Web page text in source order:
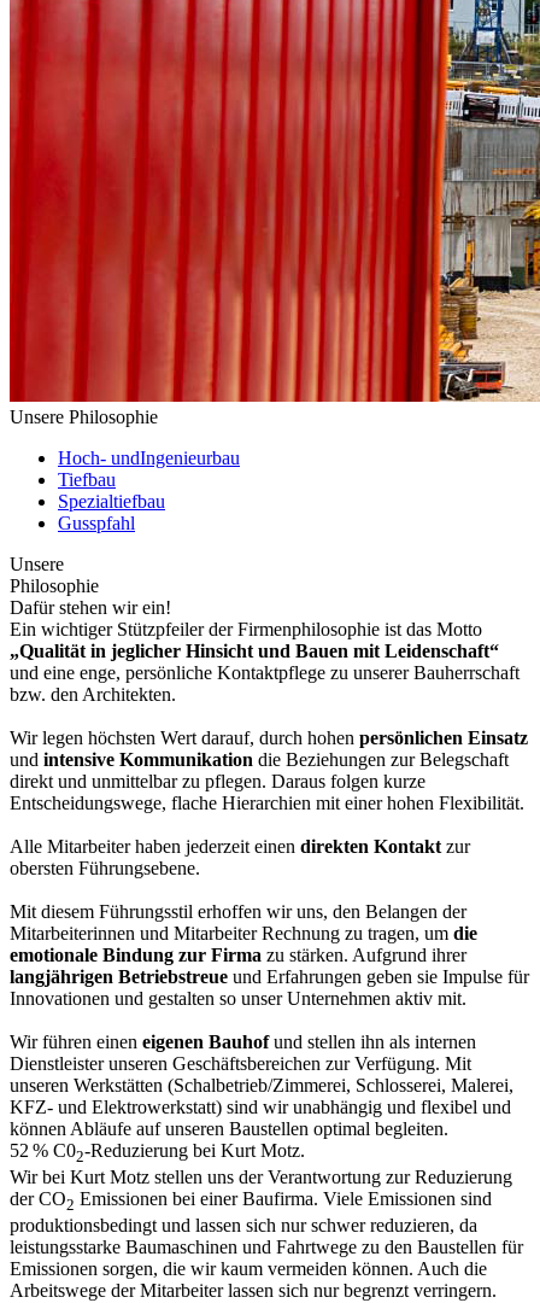
Unsere Philosophie
Hoch- undIngenieurbau
Tiefbau
Spezialtiefbau
Gusspfahl
Unsere
Philosophie
Dafür stehen wir ein!
Ein wichtiger Stützpfeiler der Firmenphilosophie ist das Motto
„Qualität in jeglicher Hinsicht und Bauen mit Leidenschaft“
und eine enge, persönliche Kontaktpflege zu unserer Bauherrschaft
bzw. den Architekten.
Wir legen höchsten Wert darauf, durch hohen persönlichen Einsatz
und intensive Kommunikation die Beziehungen zur Belegschaft
direkt und unmittelbar zu pflegen. Daraus folgen kurze
Entscheidungswege, flache Hierarchien mit einer hohen Flexibilität.
Alle Mitarbeiter haben jederzeit einen direkten Kontakt zur
obersten Führungsebene.
Mit diesem Führungsstil erhoffen wir uns, den Belangen der
Mitarbeiterinnen und Mitarbeiter Rechnung zu tragen, um die
emotionale Bindung zur Firma zu stärken. Aufgrund ihrer
langjährigen Betriebstreue und Erfahrungen geben sie Impulse für
Innovationen und gestalten so unser Unternehmen aktiv mit.
Wir führen einen eigenen Bauhofund stellen ihn als internen
Dienstleister unseren Geschäftsbereichen zur Verfügung. Mit
unseren Werkstätten (Schalbetrieb/Zimmerei, Schlosserei, Malerei,
KFZ- und Elektrowerkstatt) sind wir unabhängig und flexibel und
können Abläufe auf unseren Baustellen optimal begleiten.
52 % C02-Reduzierung bei Kurt Motz.
Wir bei Kurt Motz stellen uns der Verantwortung zur Reduzierung
der CO2 Emissionen bei einer Baufirma. Viele Emissionen sind
produktionsbedingt und lassen sich nur schwer reduzieren, da
leistungsstarke Baumaschinen und Fahrtwege zu den Baustellen für
Emissionen sorgen, die wir kaum vermeiden können. Auch die
Arbeitswege der Mitarbeiter lassen sich nur begrenzt verringern.